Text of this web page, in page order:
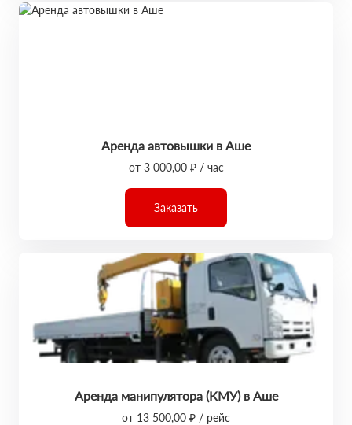
Аренда автовышки в Аше
от 3 000,00 ₽ / час
Заказать
Аренда манипулятора (КМУ) в Аше
от 13 500,00 ₽ / рейс